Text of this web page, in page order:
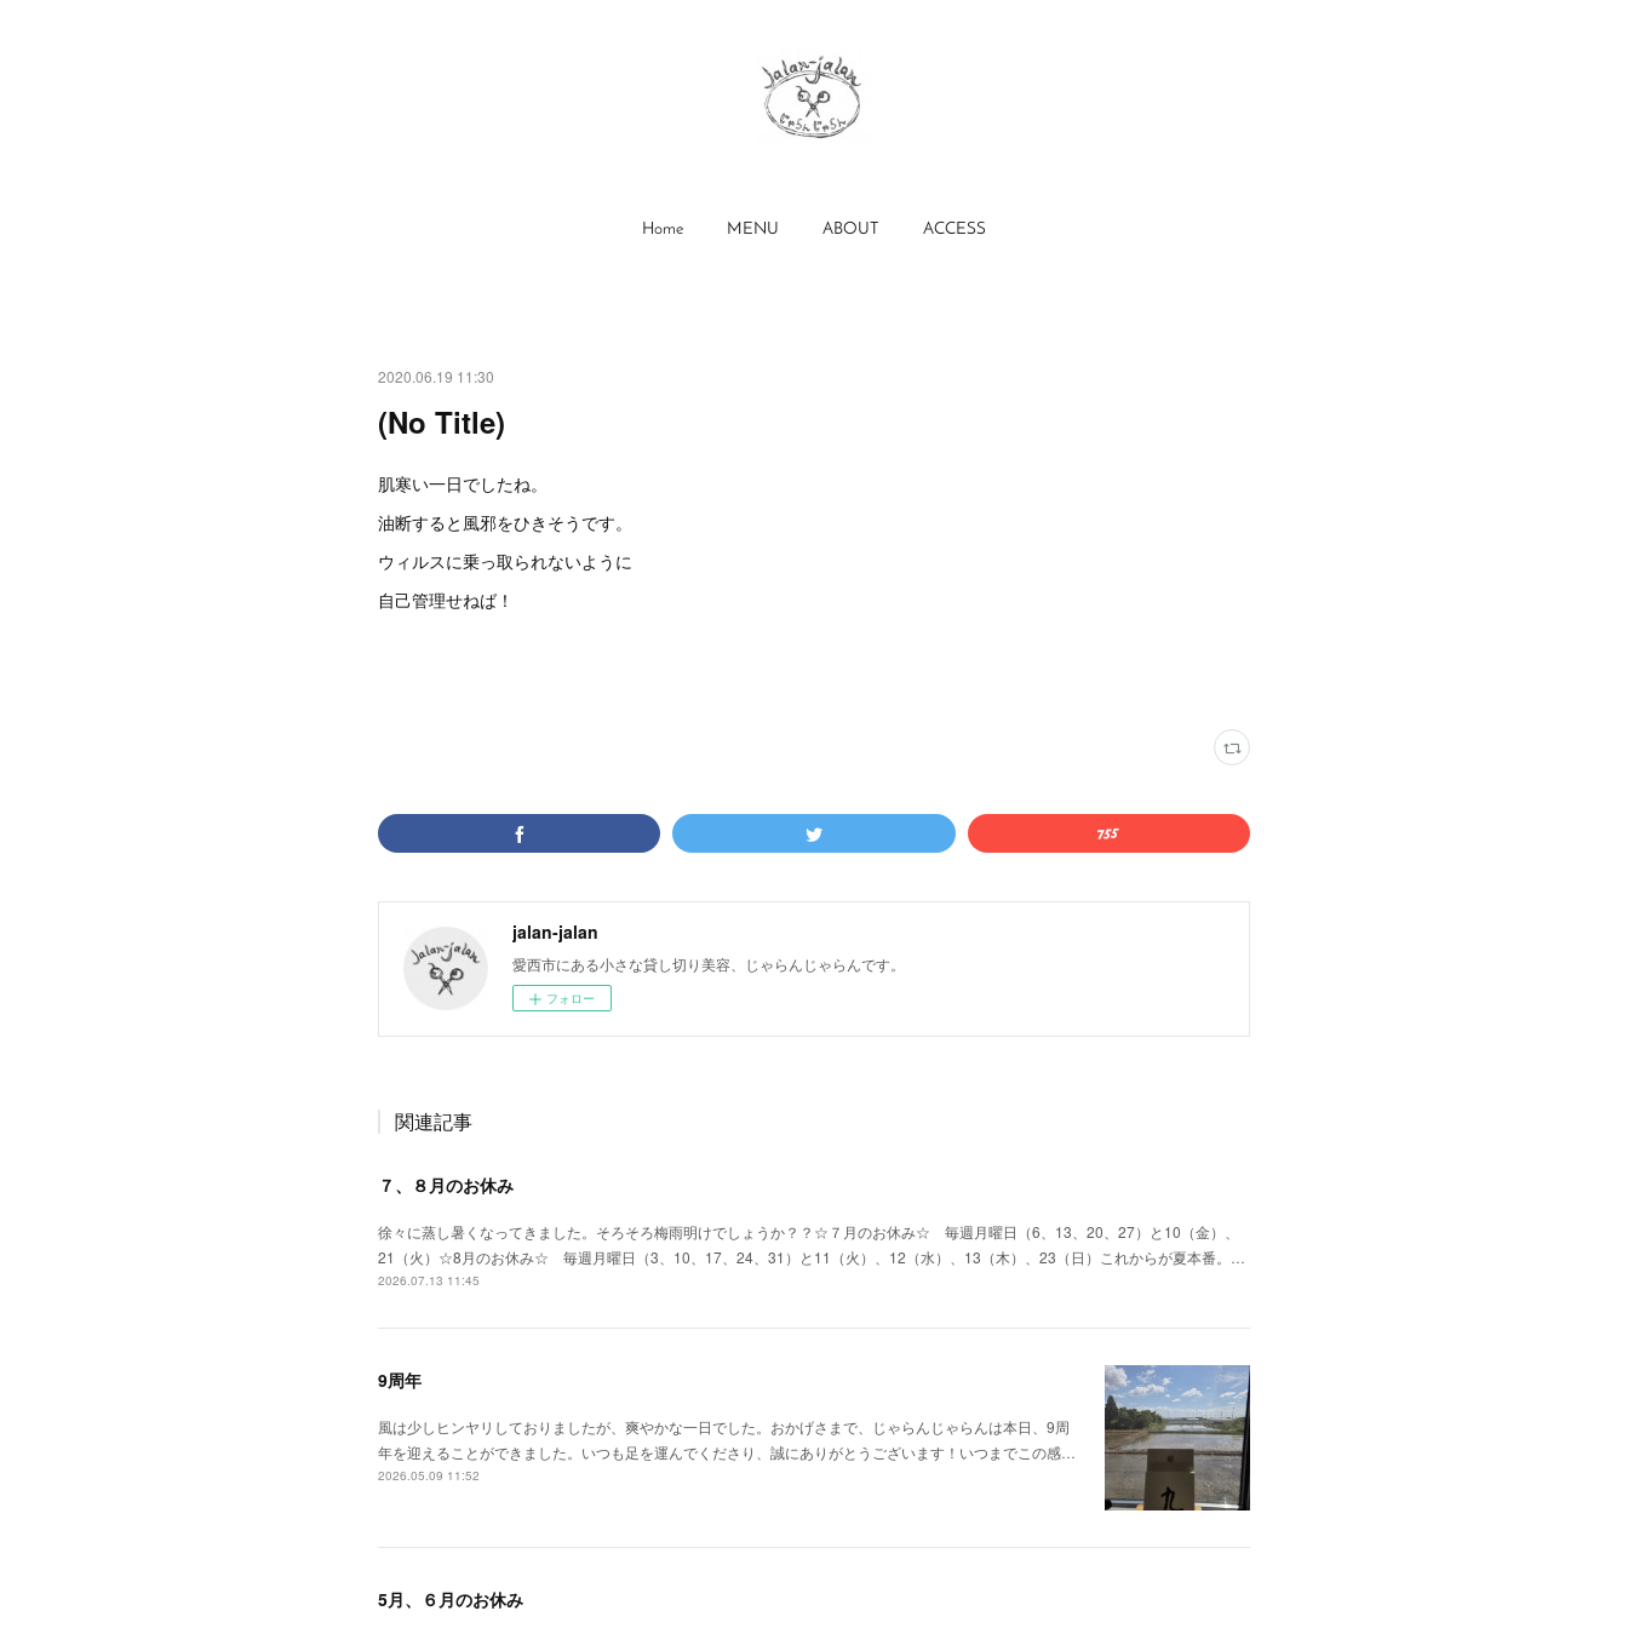
Home MENU ABOUT ACCESS
2020.06.19 11:30
(No Title)
肌寒い一日でしたね。
油断すると風邪をひきそうです。
ウィルスに乗っ取られないように
自己管理せねば！
jalan-jalan
愛西市にある小さな貸し切り美容、じゃらんじゃらんです。
フォロー
関連記事
７、８月のお休み
徐々に蒸し暑くなってきました。そろそろ梅雨明けでしょうか？？☆７月のお休み☆ 毎週月曜日（6、13、20、27）と10（金）、
21（火）☆8月のお休み☆ 毎週月曜日（3、10、17、24、31）と11（火）、12（水）、13（木）、23（日）これからが夏本番。…
2026.07.13 11:45
9周年
風は少しヒンヤリしておりましたが、爽やかな一日でした。おかげさまで、じゃらんじゃらんは本日、9周
年を迎えることができました。いつも足を運んでくださり、誠にありがとうございます！いつまでこの感…
2026.05.09 11:52
5月、６月のお休み